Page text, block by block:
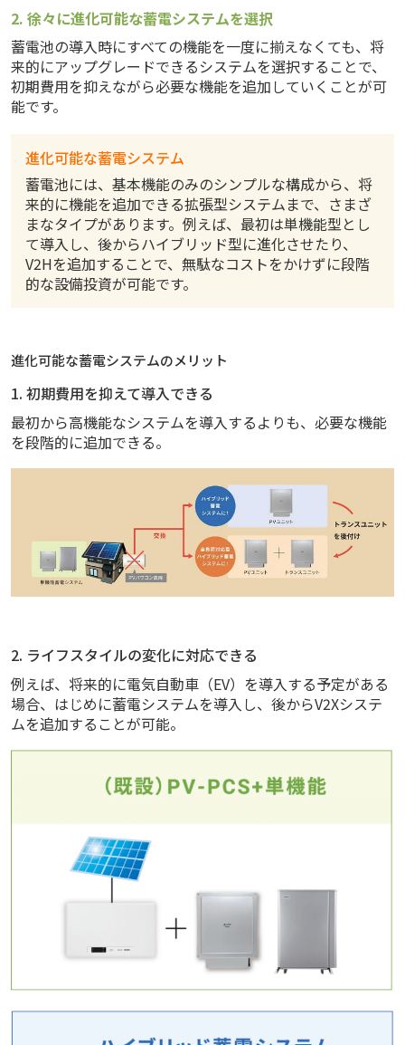
2. 徐々に進化可能な蓄電システムを選択
蓄電池の導入時にすべての機能を一度に揃えなくても、将
来的にアップグレードできるシステムを選択することで、
初期費用を抑えながら必要な機能を追加していくことが可
能です。
進化可能な蓄電システム
蓄電池には、基本機能のみのシンプルな構成から、将
来的に機能を追加できる拡張型システムまで、さまざ
まなタイプがあります。例えば、最初は単機能型とし
て導入し、後からハイブリッド型に進化させたり、
V2Hを追加することで、無駄なコストをかけずに段階
的な設備投資が可能です。
進化可能な蓄電システムのメリット
1. 初期費用を抑えて導入できる
最初から高機能なシステムを導入するよりも、必要な機能
を段階的に追加できる。
2. ライフスタイルの変化に対応できる
例えば、将来的に電気自動車（EV）を導入する予定がある
場合、はじめに蓄電システムを導入し、後からV2Xシステ
ムを追加することが可能。